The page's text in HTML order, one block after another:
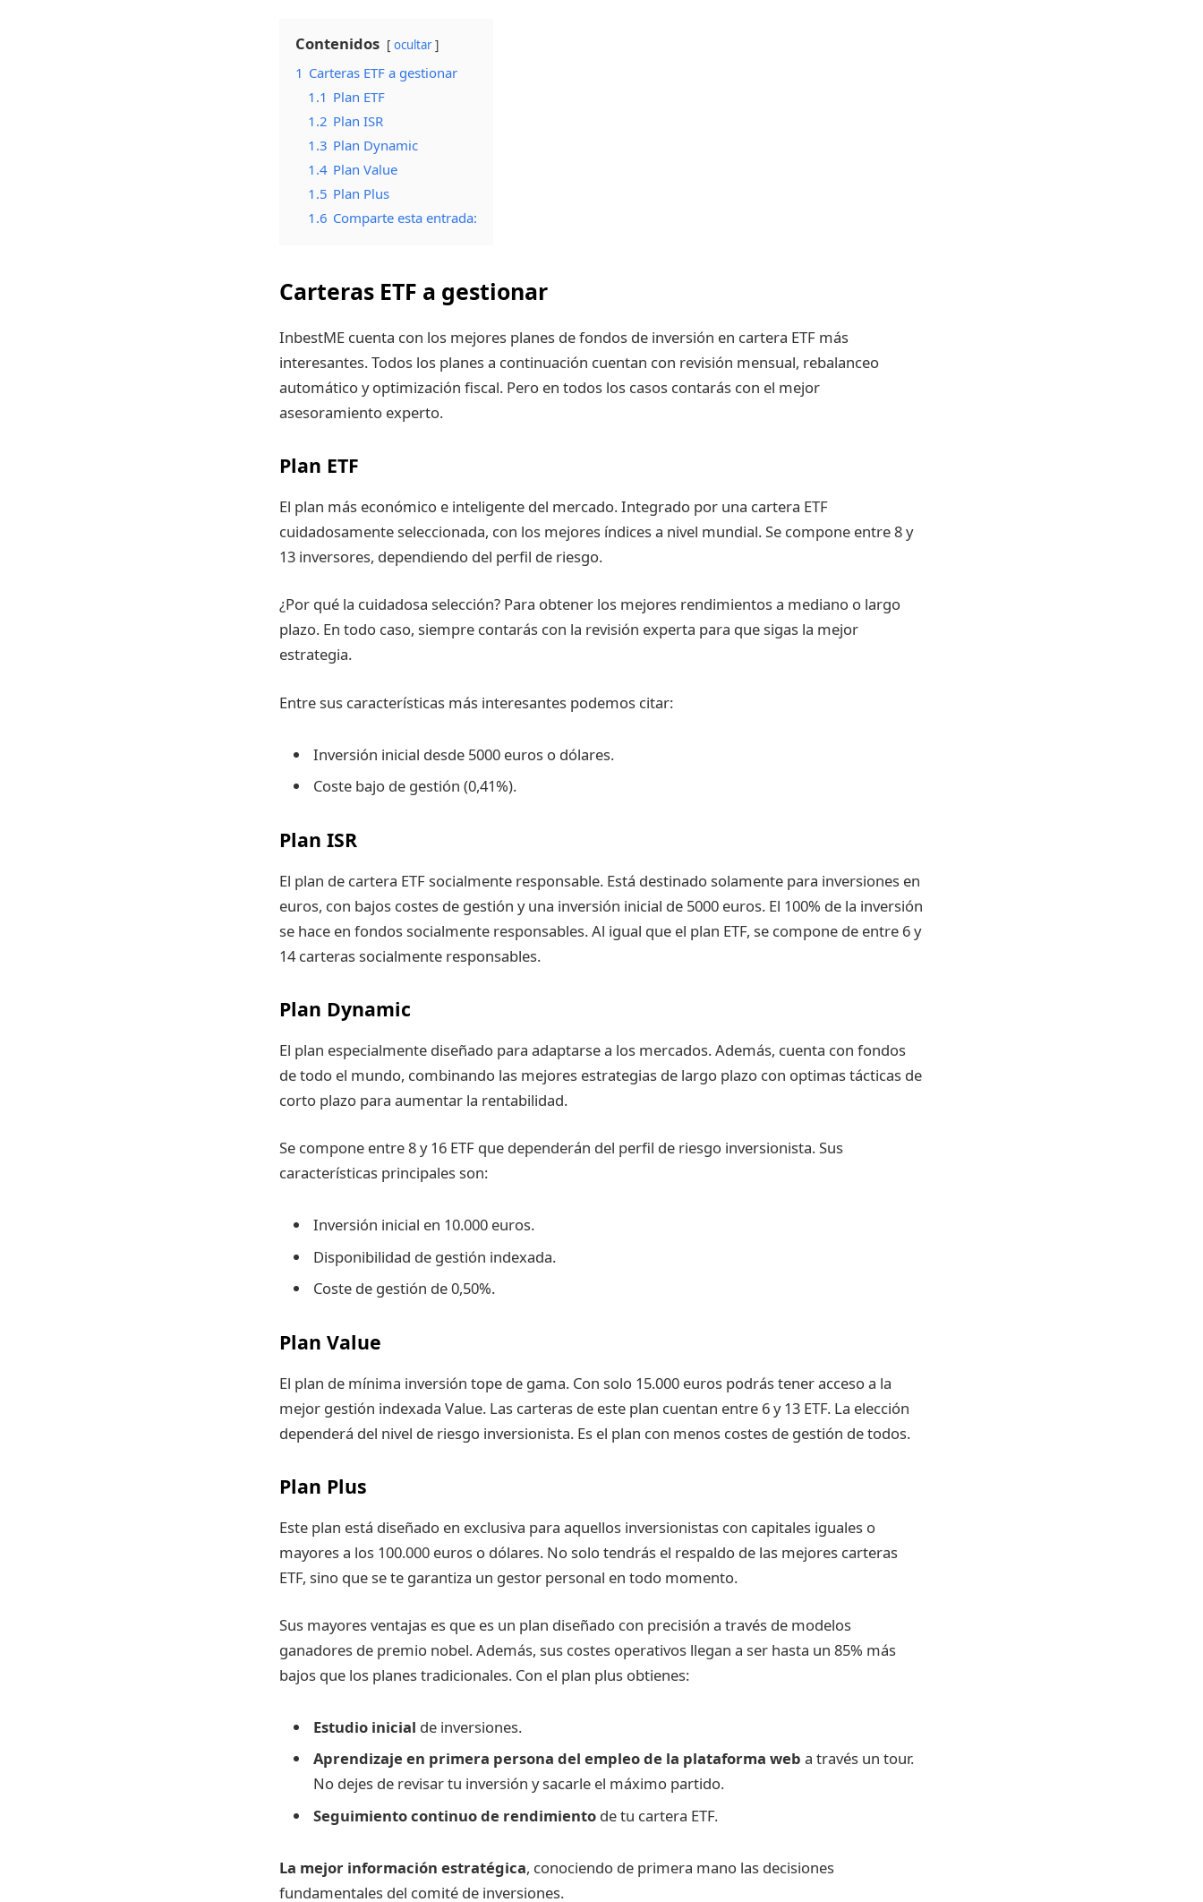
Contenidos ocultar
1 Carteras ETF a gestionar
1.1 Plan ETF
1.2 Plan ISR
1.3 Plan Dynamic
1.4 Plan Value
1.5 Plan Plus
1.6 Comparte esta entrada:
Carteras ETF a gestionar
InbestME cuenta con los mejores planes de fondos de inversión en cartera ETF más
interesantes. Todos los planes a continuación cuentan con revisión mensual, rebalanceo
automático y optimización fiscal. Pero en todos los casos contarás con el mejor
asesoramiento experto.
Plan ETF
El plan más económico e inteligente del mercado. Integrado por una cartera ETF
cuidadosamente seleccionada, con los mejores índices a nivel mundial. Se compone entre 8 y
13 inversores, dependiendo del perfil de riesgo.
¿Por qué la cuidadosa selección? Para obtener los mejores rendimientos a mediano o largo
plazo. En todo caso, siempre contarás con la revisión experta para que sigas la mejor
estrategia.
Entre sus características más interesantes podemos citar:
Inversión inicial desde 5000 euros o dólares.
Coste bajo de gestión (0,41%).
Plan ISR
El plan de cartera ETF socialmente responsable. Está destinado solamente para inversiones en
euros, con bajos costes de gestión y una inversión inicial de 5000 euros. El 100% de la inversión
se hace en fondos socialmente responsables. Al igual que el plan ETF, se compone de entre 6 y
14 carteras socialmente responsables.
Plan Dynamic
El plan especialmente diseñado para adaptarse a los mercados. Además, cuenta con fondos
de todo el mundo, combinando las mejores estrategias de largo plazo con optimas tácticas de
corto plazo para aumentar la rentabilidad.
Se compone entre 8 y 16 ETF que dependerán del perfil de riesgo inversionista. Sus
características principales son:
Inversión inicial en 10.000 euros.
Disponibilidad de gestión indexada.
Coste de gestión de 0,50%.
Plan Value
El plan de mínima inversión tope de gama. Con solo 15.000 euros podrás tener acceso a la
mejor gestión indexada Value. Las carteras de este plan cuentan entre 6 y 13 ETF. La elección
dependerá del nivel de riesgo inversionista. Es el plan con menos costes de gestión de todos.
Plan Plus
Este plan está diseñado en exclusiva para aquellos inversionistas con capitales iguales o
mayores a los 100.000 euros o dólares. No solo tendrás el respaldo de las mejores carteras
ETF, sino que se te garantiza un gestor personal en todo momento.
Sus mayores ventajas es que es un plan diseñado con precisión a través de modelos
ganadores de premio nobel. Además, sus costes operativos llegan a ser hasta un 85% más
bajos que los planes tradicionales. Con el plan plus obtienes:
Estudio inicial de inversiones.
Aprendizaje en primera persona del empleo de la plataforma web a través un tour.
No dejes de revisar tu inversión y sacarle el máximo partido.
Seguimiento continuo de rendimiento de tu cartera ETF.
La mejor información estratégica, conociendo de primera mano las decisiones
fundamentales del comité de inversiones.